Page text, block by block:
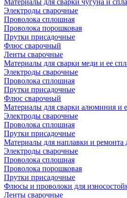
Материалы для сварки чугуна и
Электроды сварочные
Проволока сплошная
Проволока порошковая
Прутки присадочные
Флюс сварочный
Ленты сварочные
Материалы для сварки меди и ее
Электроды сварочные
Проволока сплошная
Прутки присадочные
Флюс сварочный
Материалы для сварки алюминия и
Электроды сварочные
Проволока сплошная
Прутки присадочные
Материалы для наплавки и ремонта
Электроды сварочные
Проволока сплошная
Проволока порошковая
Прутки присадочные
Флюсы и проволоки для
Ленты сварочные